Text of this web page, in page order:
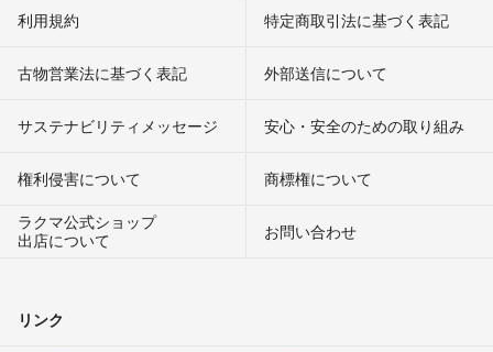
利用規約 特定商取引法に基づく表記
古物営業法に基づく表記 外部送信について
サステナビリティメッセージ 安心・安全のための取り組み
権利侵害について
商標権について
ラクマ公式ショップ
出店について
お問い合わせ
リンク